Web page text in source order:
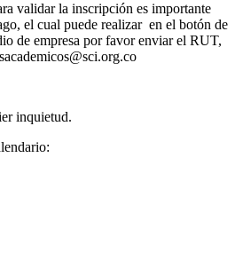
validar la inscripción es importante
el cual puede realizar en el botón de
de empresa por favor enviar el RUT,
inquietud.